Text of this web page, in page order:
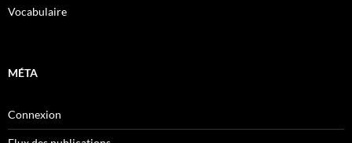
Vocabulaire
MÉTA
Connexion